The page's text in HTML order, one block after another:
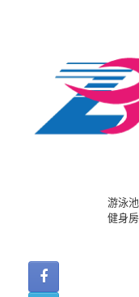
游泳
健身